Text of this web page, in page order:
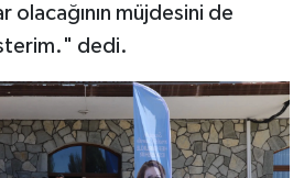
olacağının müjdesini de
dedi.